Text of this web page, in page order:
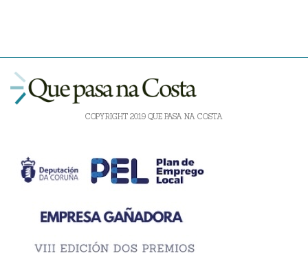
COPYRIGHT 2019 QUE PASA NA COSTA